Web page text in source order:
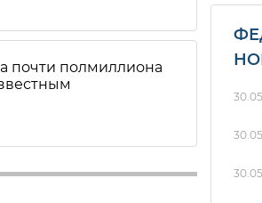
почти полмиллиона
30.05
30.05
30.05